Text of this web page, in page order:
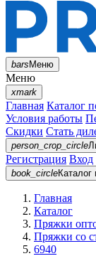
barsМеню
Меню
xmark
Главная Каталог
Условия работы
Скидки Стать
person_crop_circle
Регистрация Вход
book_circleКаталог
Главная
Каталог
Пряжки
Пряжки со
6940